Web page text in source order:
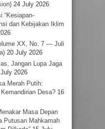
24 July 2026
“Kesiapan-
dan Kebijakan Iklim
XX, No. 7 — Juli
20 July 2026
Jangan Lupa Jaga
2026
Merah Putih:
Desa? 16
Masa Depan
Putusan Mahkamah